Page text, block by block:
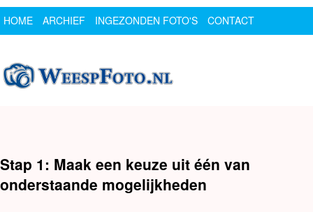
HOME ARCHIEF INGEZONDEN FOTO'S
CONTACT
Stap 1: Maak een keuze uit één van
onderstaande mogelijkheden